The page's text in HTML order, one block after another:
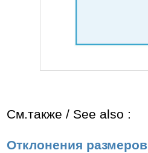
См.также / See also :
Отклонения размеров